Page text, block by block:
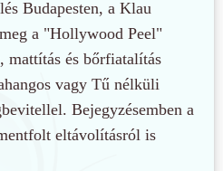
Budapesten, a Klau
a "Hollywood Peel"
mattítás és bőrfiatalítás
vagy Tű nélküli
Bejegyzésemben a
eltávolításról is